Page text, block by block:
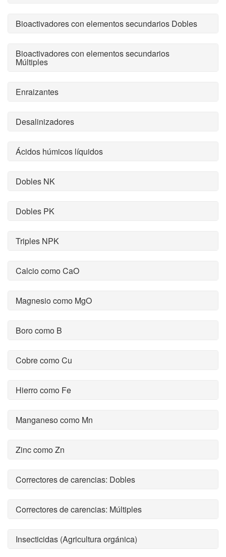
Bioactivadores con elementos secundarios Dobles
Bioactivadores con elementos secundarios
Múltiples
Enraizantes
Desalinizadores
Ácidos húmicos líquidos
Dobles NK
Dobles PK
Triples NPK
Calcio como CaO
Magnesio como MgO
Boro como B
Cobre como Cu
Hierro como Fe
Manganeso como Mn
Zinc como Zn
Correctores de carencias: Dobles
Correctores de carencias: Múltiples
Insecticidas (Agricultura orgánica)